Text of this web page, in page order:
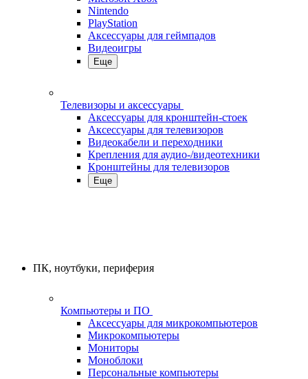
Nintendo
PlayStation
Аксессуары для геймпадов
Видеоигры
Еще
Телевизоры и аксессуары
Аксессуары для кронштейн-стоек
Аксессуары для телевизоров
Видеокабели и переходники
Крепления для аудио-/видеотехники
Кронштейны для телевизоров
Еще
ПК, ноутбуки, периферия
Компьютеры и ПО
Аксессуары для микрокомпьютеров
Микрокомпьютеры
Мониторы
Моноблоки
Персональные компьютеры